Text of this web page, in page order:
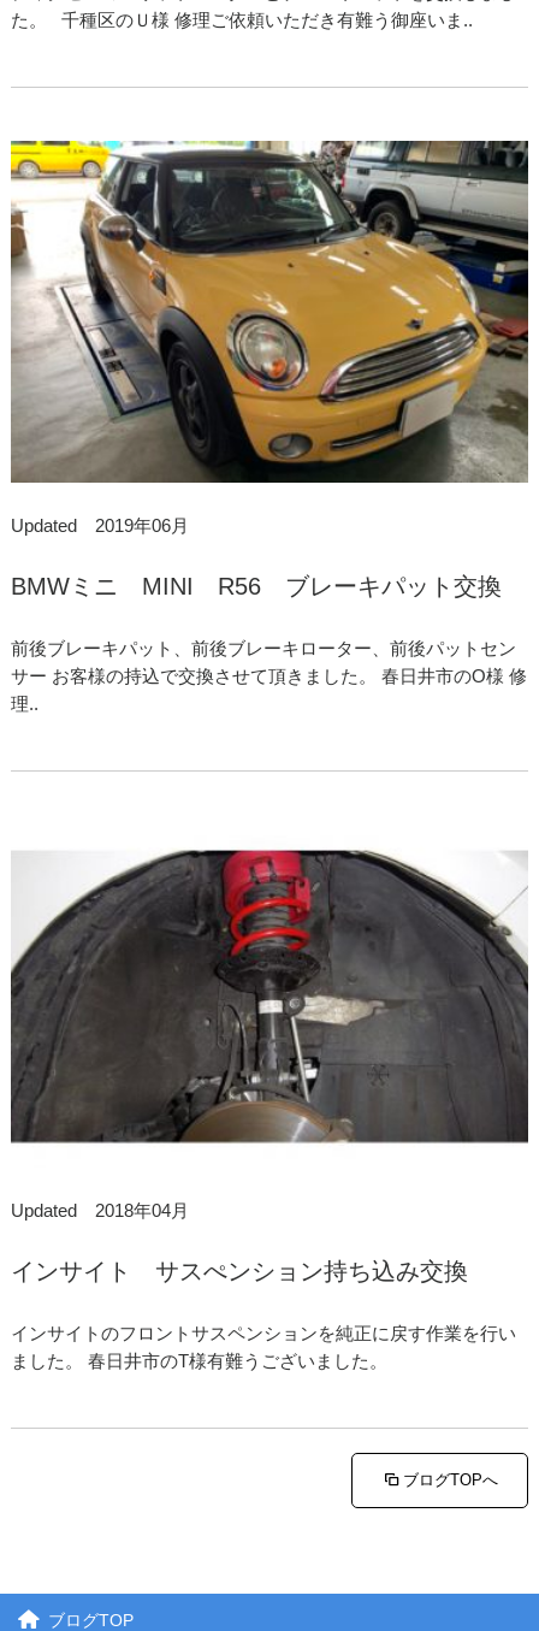
た。 千種区のＵ様 修理ご依頼いただき有難う御座いま..
Updated 2019年06月
BMWミニ MINI R56 ブレーキパット交換
前後ブレーキパット、前後ブレーキローター、前後パットセン
サー お客様の持込で交換させて頂きました。 春日井市のO様 修
理..
Updated 2018年04月
インサイト サスぺンション持ち込み交換
インサイトのフロントサスペンションを純正に戻す作業を行い
ました。 春日井市のT様有難うございました。
ブログTOPへ
ブログTOP